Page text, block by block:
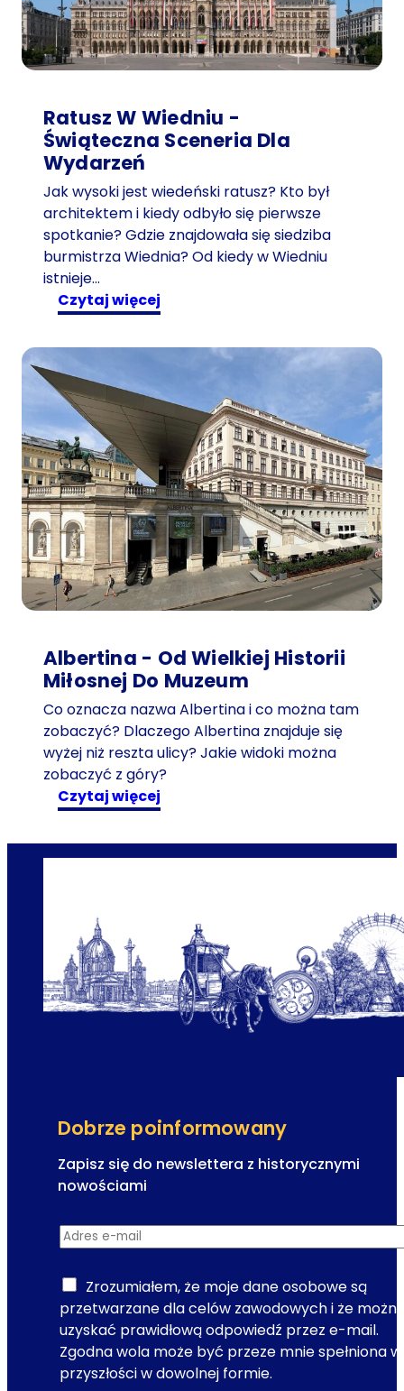
Ratusz W Wiedniu -
Świąteczna Sceneria Dla
Wydarzeń
Jak wysoki jest wiedeński ratusz? Kto był
architektem i kiedy odbyło się pierwsze
spotkanie? Gdzie znajdowała się siedziba
burmistrza Wiednia? Od kiedy w Wiedniu
istnieje…
czytaj więcej
R
s
W
i
e
d
n
i
u
w
ą
t
e
c
n
a
s
i
a
y
a
e
ń
Albertina - Od Wielkiej Historii
Miłosnej Do Muzeum
Co oznacza nazwa Albertina i co można tam
zobaczyć? Dlaczego Albertina znajduje się
wyżej niż reszta ulicy? Jakie widoki można
zobaczyć z góry?
czytaj więcej
A
l
b
a
-
e
l
k
j
h
s
t
o
r
i
Dobrze poinformowany
Zapisz się do newslettera z historycznymi
nowościami
R
e
e
s
t
r
a
Adres e-mail
Zrozumiałem, że moje dane osobowe są
przetwarzane dla celów zawodowych i że
uzyskać prawidłową odpowiedź przez e-mail.
Zgodna wola może być przeze mnie spełniona w
przyszłości w dowolnej formie.